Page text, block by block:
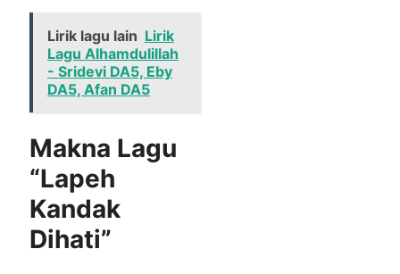
Lirik lagu lain Lirik
Lagu Alhamdulillah
- Sridevi DA5, Eby
DA5, Afan DA5
Makna Lagu
“Lapeh
Kandak
Dihati”